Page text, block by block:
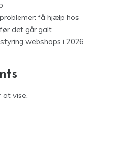
få hjælp hos
det går galt
webshops i 2026
at vise.